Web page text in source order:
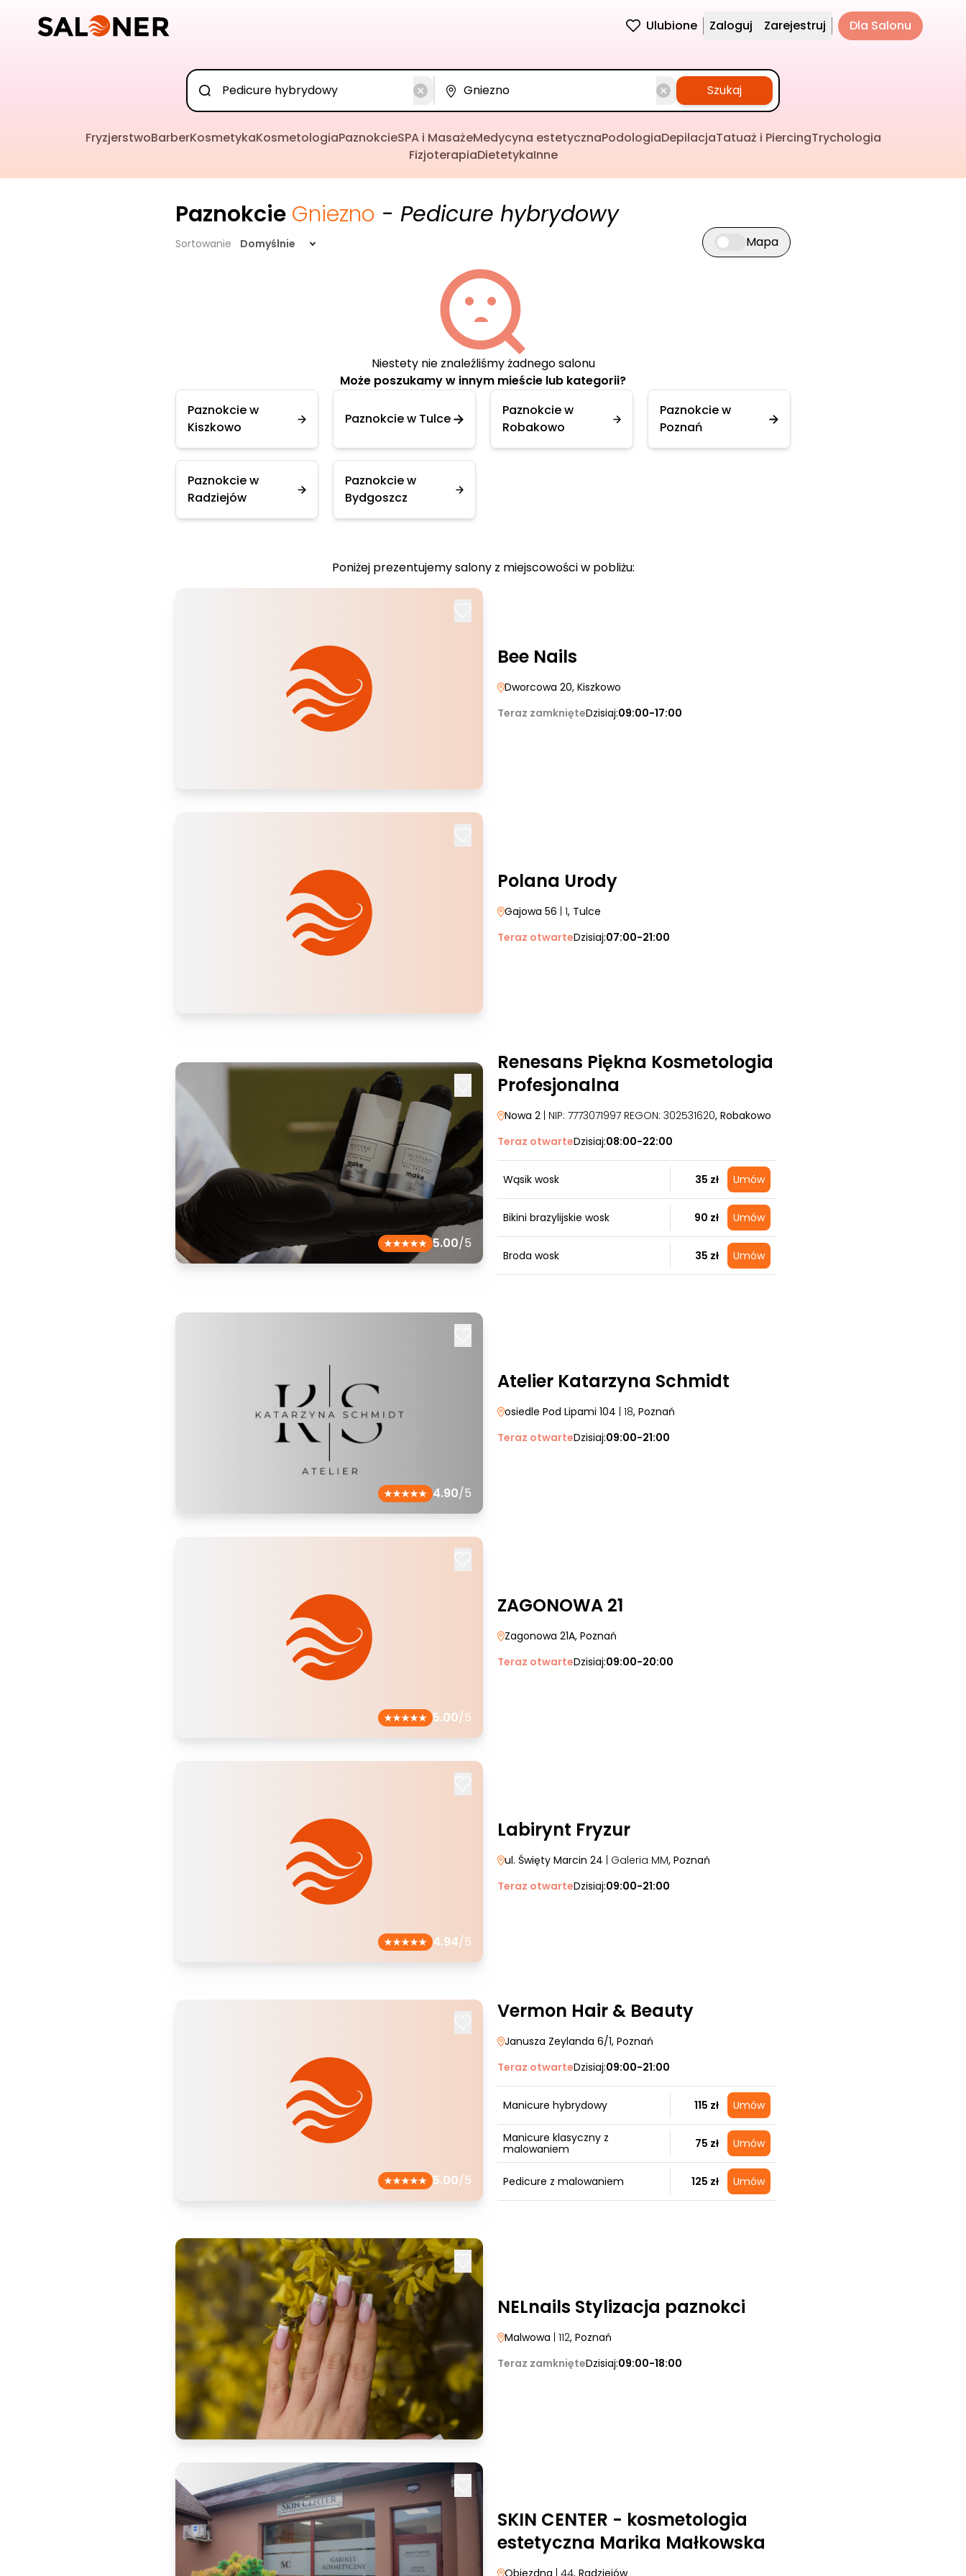
Ulubione Zaloguj Zarejestruj Dla Salonu
Szukaj
FryzjerstwoBarberKosmetykaKosmetologiaPaznokcieSPA i MasażeMedycyna estetycznaPodologiaDepilacjaTatuaż i PiercingTrychologia
FizjoterapiaDietetykaInne
Paznokcie Gniezno - Pedicure hybrydowy
Sortowanie Domyślnie Przełącz widok mapy
Mapa
Niestety nie znaleźliśmy żadnego salonu
Może poszukamy w innym mieście lub kategorii?
Paznokcie w
Kiszkowo
Paznokcie w Tulce
Paznokcie w
Robakowo
Paznokcie w
Poznań
Paznokcie w
Radziejów
Paznokcie w
Bydgoszcz
Poniżej prezentujemy salony z miejscowości w pobliżu:
Bee Nails
Dworcowa 20, Kiszkowo
Teraz zamknięteDzisiaj:09:00-17:00
Polana Urody
Gajowa 56 | 1, Tulce
Teraz otwarteDzisiaj:07:00-21:00
5.00/5
Renesans Piękna Kosmetologia
Profesjonalna
Nowa 2 | NIP: 7773071997 REGON: 302531620, Robakowo
Teraz otwarteDzisiaj:08:00-22:00
Wąsik wosk 35 zł Umów
Bikini brazylijskie wosk 90 zł Umów
Broda wosk 35 zł Umów
4.90/5
Atelier Katarzyna Schmidt
osiedle Pod Lipami 104 | 18, Poznań
Teraz otwarteDzisiaj:09:00-21:00
5.00/5
ZAGONOWA 21
Zagonowa 21A, Poznań
Teraz otwarteDzisiaj:09:00-20:00
4.94/5
Labirynt Fryzur
ul. Święty Marcin 24 | Galeria MM, Poznań
Teraz otwarteDzisiaj:09:00-21:00
5.00/5
Vermon Hair & Beauty
Janusza Zeylanda 6/1, Poznań
Teraz otwarteDzisiaj:09:00-21:00
Manicure hybrydowy 115 zł Umów
Manicure klasyczny z
malowaniem
75 zł Umów
Pedicure z malowaniem 125 zł Umów
NELnails Stylizacja paznokci
Malwowa | 112, Poznań
Teraz zamknięteDzisiaj:09:00-18:00
SKIN CENTER - kosmetologia
estetyczna Marika Małkowska
Objezdna | 44, Radziejów